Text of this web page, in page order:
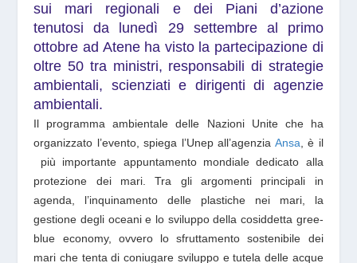
sui mari regionali e dei Piani d’azione
tenutosi da lunedì 29 settembre al primo
ottobre ad Atene ha visto la partecipazione di
oltre 50 tra ministri, responsabili di strategie
ambientali, scienziati e dirigenti di agenzie
ambientali.
Il programma ambientale delle Nazioni Unite che ha
organizzato l’evento, spiega l’Unep all’agenzia Ansa , è il
più importante appuntamento mondiale dedicato alla
protezione dei mari.
Tra gli argomenti principali in
agenda, l’inquinamento delle plastiche nei mari, la
gestione degli oceani e lo sviluppo della cosiddetta gree-
blue economy, ovvero lo sfruttamento sostenibile dei
mari che tenta di coniugare sviluppo e tutela delle acque